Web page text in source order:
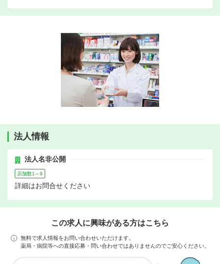
法人情報
法人名非公開
店舗数1～9
詳細はお問合せください
この求人に興味がある方はこちら
無料で求人情報をお問い合わせいただけます。
薬局・病院等への直接応募・問い合わせではありませんのでご安心ください。